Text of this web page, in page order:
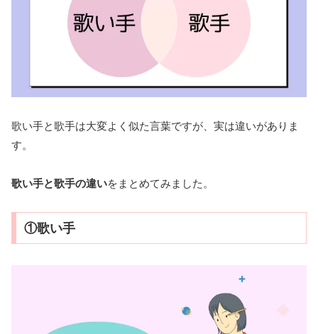
歌い手と歌手は大変よく似た言葉ですが、実は違いがありま
す。
歌い手と歌手の違いをまとめてみました。
①歌い手